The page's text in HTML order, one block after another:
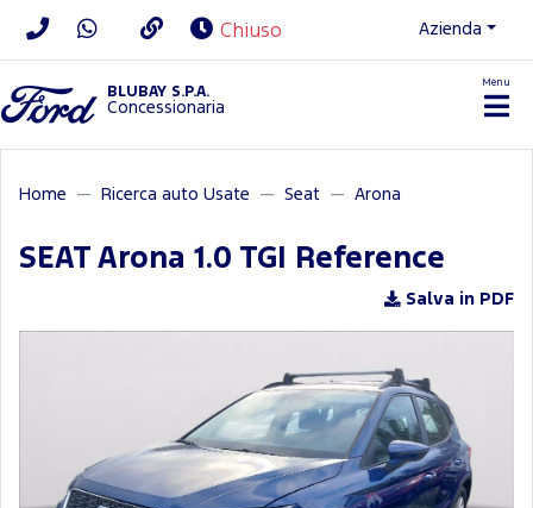
Chiuso Azienda
BLUBAY S.P.A.
Concessionaria
Menu
Home Ricerca auto Usate Seat Arona
SEAT Arona 1.0 TGI Reference
Salva in PDF